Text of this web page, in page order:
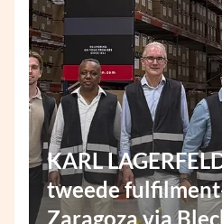
KARL
tweede
Zaragoza via